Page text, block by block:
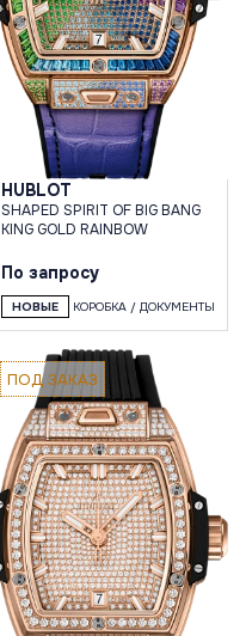
HUBLOT
SHAPED SPIRIT OF BIG BANG
KING GOLD RAINBOW
По запросу
НОВЫЕ КОРОБКА / ДОКУМЕНТЫ
ПОД ЗАКАЗ